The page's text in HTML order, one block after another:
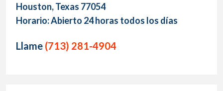
Houston, Texas 77054
Horario: Abierto 24 horas todos los días
Llame (713) 281-4904